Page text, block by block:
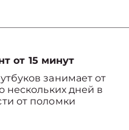
от 15 минут
занимает от
нескольких дней в
от поломки